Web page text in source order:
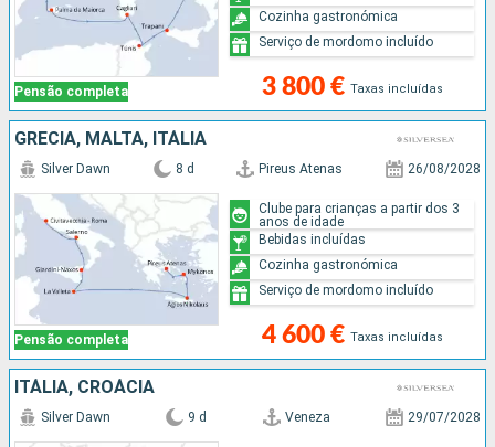
Pensão completa 3 800 € Taxas incluídas
Cozinha gastronómica
Serviço de mordomo incluído
GRÉCIA, MALTA, ITÁLIA
Pensão completa
Silver Dawn 8 d Pireus Atenas 26/08/2028
4 600 € Taxas incluídas
Clube para crianças a partir dos 3
anos de idade
Bebidas incluídas
Cozinha gastronómica
Serviço de mordomo incluído
ITÁLIA, CROÁCIA
Silver Dawn 9 d Veneza 29/07/2028